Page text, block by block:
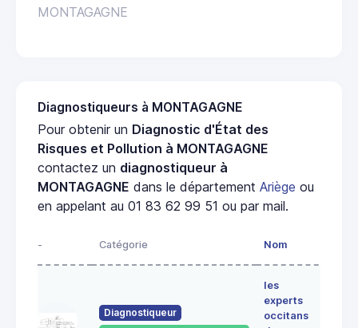
MONTAGAGNE
Diagnostiqueurs à MONTAGAGNE
Pour obtenir un Diagnostic d'État des
Risques et Pollution à MONTAGAGNE
contactez un diagnostiqueur à
MONTAGAGNE dans le département Ariège ou
en appelant au 01 83 62 99 51 ou par mail.
- Catégorie Nom
Diagnostiqueur
les
experts
occitans